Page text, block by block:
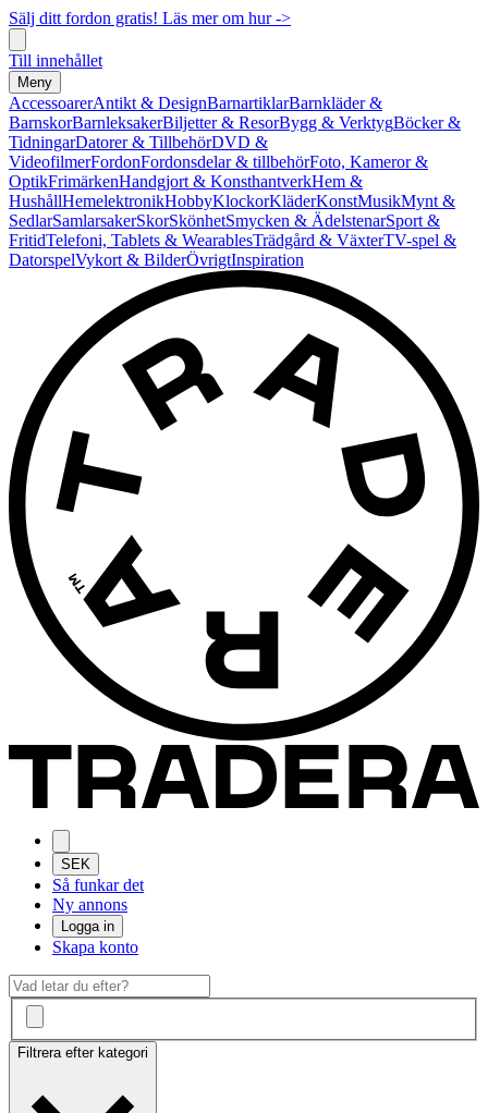
Sälj ditt fordon gratis! Läs mer om hur ->
Till innehållet
Meny
AccessoarerAntikt & DesignBarnartiklarBarnkläder &
BarnskorBarnleksakerBiljetter & ResorBygg & VerktygBöcker &
TidningarDatorer & TillbehörDVD &
VideofilmerFordonFordonsdelar & tillbehörFoto, Kameror &
OptikFrimärkenHandgjort & KonsthantverkHem &
HushållHemelektronikHobbyKlockorKläderKonstMusikMynt &
SedlarSamlarsakerSkorSkönhetSmycken & ÄdelstenarSport &
FritidTelefoni, Tablets & WearablesTrädgård & VäxterTV-spel &
DatorspelVykort & BilderÖvrigtInspiration
SEK
Så funkar det
Ny annons
Logga in
Skapa konto
Filtrera efter kategori